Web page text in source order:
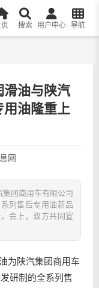
页 搜索 用户中心 导航
滑油与陕汽
用油隆重上
网
团商用车有限公司
列售后专用油新品
会上，双方共同宣
为陕汽集团商用车
研制的全系列售